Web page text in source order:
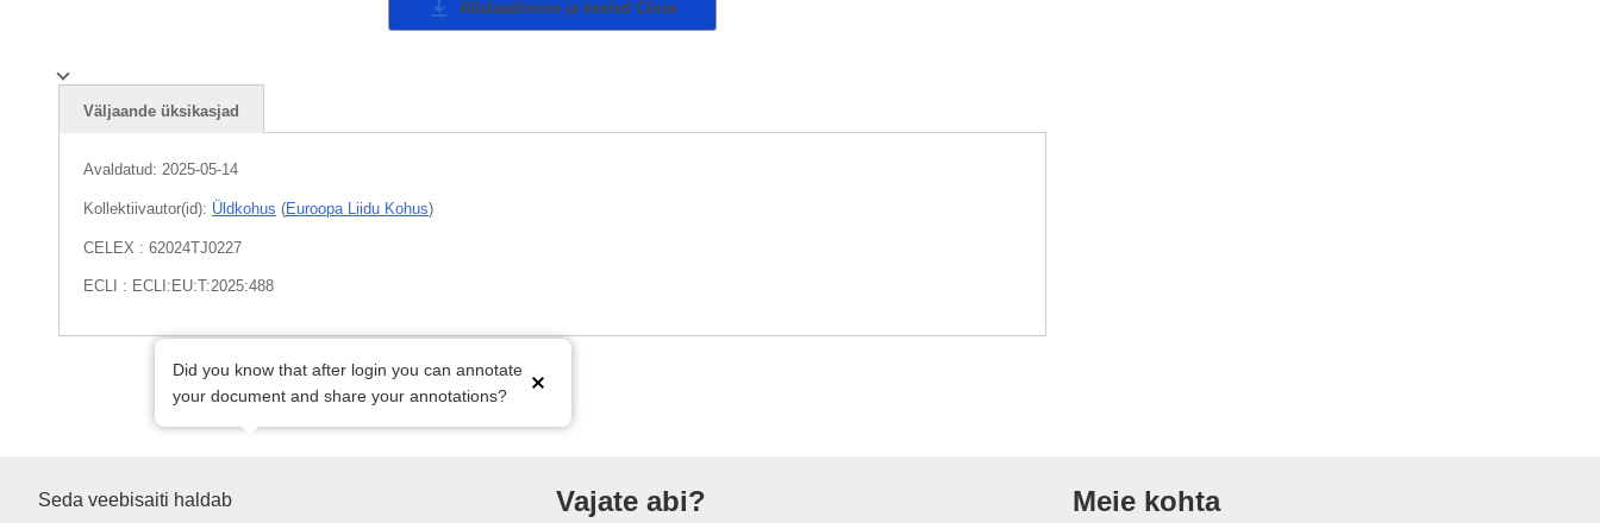
Allalaadimine ja keeled Close
Väljaande üksikasjad
Avaldatud: 2025-05-14
Kollektiivautor(id): Üldkohus (Euroopa Liidu Kohus)
CELEX : 62024TJ0227
ECLI : ECLI:EU:T:2025:488
Did you know that after login you can annotate
your document and share your annotations?
Euroopa Liidu Väljaannete Talitus
Seda veebisaiti haldab Vajate abi? Meie kohta